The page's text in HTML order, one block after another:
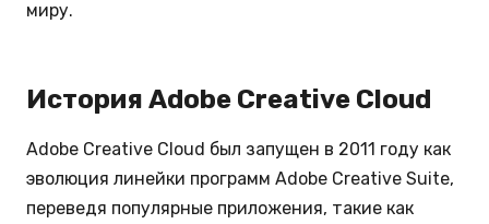
миру.
История Adobe Creative Cloud
Adobe Creative Cloud был запущен в 2011 году как
эволюция линейки программ Adobe Creative Suite,
переведя популярные приложения, такие как